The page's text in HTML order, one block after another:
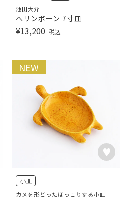
池田大介
へリンボーン 7寸皿
¥13,200 税込
NEW
小皿
カメを形どったほっこりする小皿